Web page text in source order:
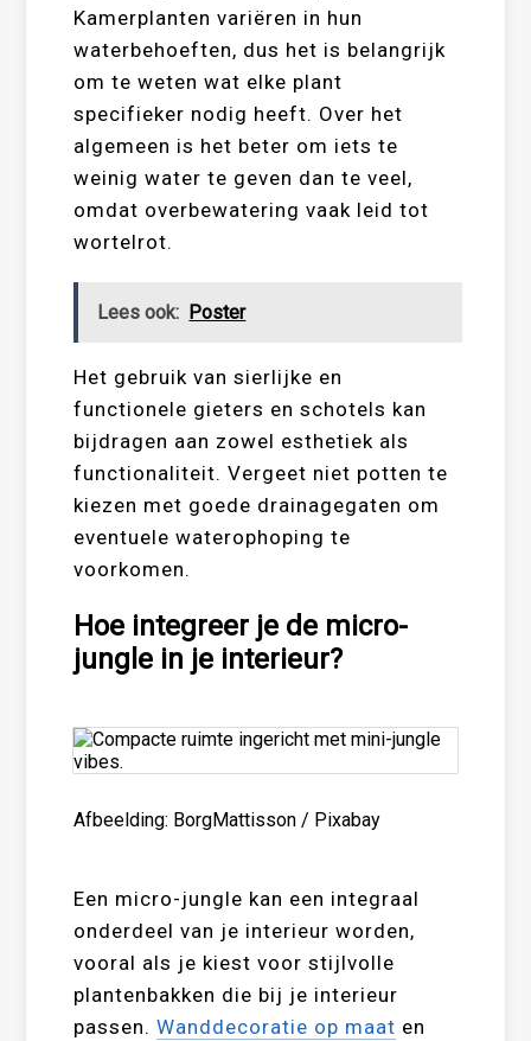
Kamerplanten variëren in hun
waterbehoeften, dus het is belangrijk
om te weten wat elke plant
specifieker nodig heeft. Over het
algemeen is het beter om iets te
weinig water te geven dan te veel,
omdat overbewatering vaak leid tot
wortelrot.
Lees ook: Poster
Het gebruik van sierlijke en
functionele gieters en schotels kan
bijdragen aan zowel esthetiek als
functionaliteit. Vergeet niet potten te
kiezen met goede drainagegaten om
eventuele waterophoping te
voorkomen.
Hoe integreer je de micro-
jungle in je interieur?
Afbeelding: BorgMattisson / Pixabay
Een micro-jungle kan een integraal
onderdeel van je interieur worden,
vooral als je kiest voor stijlvolle
plantenbakken die bij je interieur
passen.Wanddecoratie op maat en